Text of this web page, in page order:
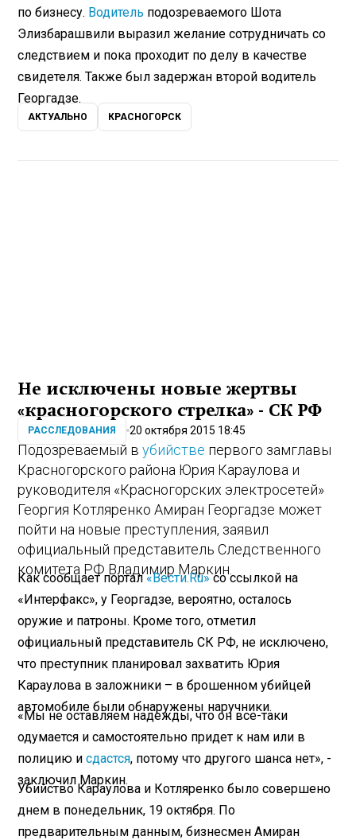
по бизнесу. Водитель подозреваемого Шота
Элизбарашвили выразил желание сотрудничать со
следствием и пока проходит по делу в качестве
свидетеля. Также был задержан второй водитель
Георгадзе.
АКТУАЛЬНО КРАСНОГОРСК
Не исключены новые жертвы
«красногорского стрелка» - СК РФ
РАССЛЕДОВАНИЯ 20 октября 2015 18:45
Подозреваемый вубийстве первого замглавы
Красногорского района Юрия Караулова и
руководителя «Красногорских электросетей»
Георгия Котляренко Амиран Георгадзе может
пойти на новые преступления, заявил
официальный представитель Следственного
комитета РФ Владимир Маркин.
Как сообщает портал«Вести.Ru»со ссылкой на
«Интерфакс», у Георгадзе, вероятно, осталось
оружие и патроны. Кроме того, отметил
официальный представитель СК РФ, не исключено,
что преступник планировал захватить Юрия
Караулова в заложники – в брошенном убийцей
автомобиле были обнаружены наручники.
«Мы не оставляем надежды, что он все-таки
одумается и самостоятельно придет к нам или в
полицию исдастся, потому что другого шанса нет», -
заключил Маркин.
Убийство Караулова и Котляренко было совершено
днем в понедельник, 19 октября. По
предварительным данным, бизнесмен Амиран